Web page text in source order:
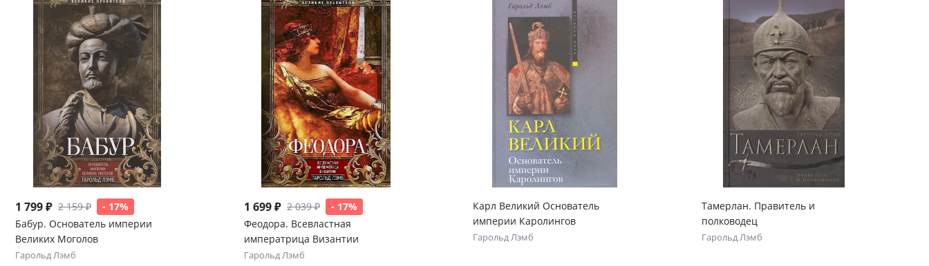
1 799 ₽ 2 159 ₽
- 17%
Бабур. Основатель империи
Великих Моголов
Гарольд Лэмб
1 699 ₽ 2 039 ₽
- 17%
Феодора. Всевластная
императрица Византии
Гарольд Лэмб
Карл Великий Основатель
империи Каролингов
Гарольд Лэмб
Тамерлан. Правитель и
полководец
Гарольд Лэмб